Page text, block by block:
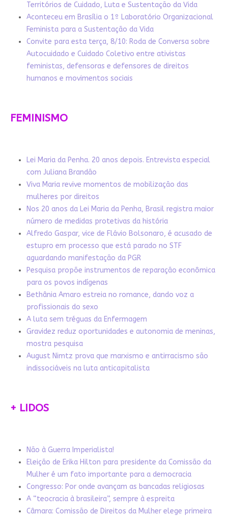
Territórios de Cuidado, Luta e Sustentação da Vida
Aconteceu em Brasília o 1º Laboratório Organizacional
Feminista para a Sustentação da Vida
Convite para esta terça, 8/10: Roda de Conversa sobre
Autocuidado e Cuidado Coletivo entre ativistas
feministas, defensoras e defensores de direitos
humanos e movimentos sociais
FEMINISMO
Lei Maria da Penha. 20 anos depois. Entrevista especial
com Juliana Brandão
Viva Maria revive momentos de mobilização das
mulheres por direitos
Nos 20 anos da Lei Maria da Penha, Brasil registra maior
número de medidas protetivas da história
Alfredo Gaspar, vice de Flávio Bolsonaro, é acusado de
estupro em processo que está parado no STF
aguardando manifestação da PGR
Pesquisa propõe instrumentos de reparação econômica
para os povos indígenas
Bethânia Amaro estreia no romance, dando voz a
profissionais do sexo
A luta sem tréguas da Enfermagem
Gravidez reduz oportunidades e autonomia de meninas,
mostra pesquisa
August Nimtz prova que marxismo e antirracismo são
indissociáveis na luta anticapitalista
+ LIDOS
Não à Guerra Imperialista!
Eleição de Erika Hilton para presidente da Comissão da
Mulher é um fato importante para a democracia
Congresso: Por onde avançam as bancadas religiosas
A “teocracia à brasileira”, sempre à espreita
Câmara: Comissão de Direitos da Mulher elege primeira